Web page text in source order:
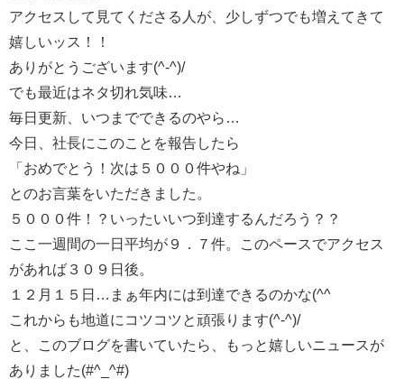
アクセスして見てくださる人が、少しずつでも増えてきて
嬉しいッス！！
ありがとうございます(^-^)/
でも最近はネタ切れ気味…
毎日更新、いつまでできるのやら…
今日、社長にこのことを報告したら
「おめでとう！次は５０００件やね」
とのお言葉をいただきました。
５０００件！？いったいいつ到達するんだろう？？
ここ一週間の一日平均が９．７件。このペースでアクセス
があれば３０９日後。
１２月１５日…まぁ年内には到達できるのかな(^^ゞ
これからも地道にコツコツと頑張ります(^-^)/
と、このブログを書いていたら、もっと嬉しいニュースが
ありました(#^_^#)